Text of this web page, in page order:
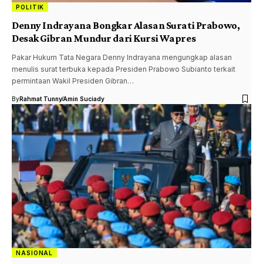
POLITIK
Denny Indrayana Bongkar Alasan Surati Prabowo,
Desak Gibran Mundur dari Kursi Wapres
Pakar Hukum Tata Negara Denny Indrayana mengungkap alasan
menulis surat terbuka kepada Presiden Prabowo Subianto terkait
permintaan Wakil Presiden Gibran…
ByRahmat TunnyAmin Suciady
NASIONAL